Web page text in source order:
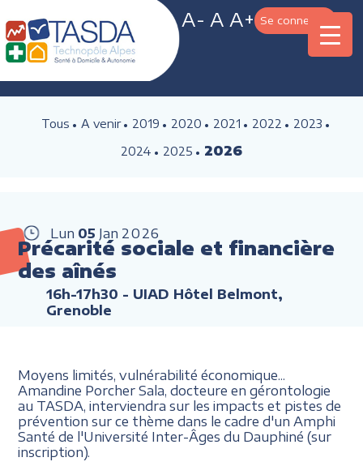
A- A A+ Se connecter
Tous A venir 2019 2020 2021 2022
2023
2024
2025 2026
Lun 05 Jan 2026
Précarité sociale et financière
des aînés
16h-17h30 - UIAD Hôtel Belmont,
Grenoble
Moyens limités, vulnérabilité économique...
Amandine Porcher Sala, docteure en gérontologie
au TASDA, interviendra sur les impacts et pistes de
prévention sur ce thème dans le cadre d'un Amphi
Santé de l'Université Inter-Âges du Dauphiné (sur
inscription).